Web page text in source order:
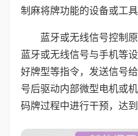
制麻将牌功能的设备或工具
蓝牙或无线信号控制
蓝牙或无线信号与手机等
好牌型等指令，发送信号
号后驱动内部微型电机或
码牌过程中进行干预，达到